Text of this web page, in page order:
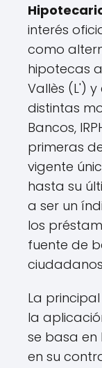
interés
como
hipotecas
Vallès (L')
distintas
Bancos,
primeras
vigente
hasta su
a ser un
los
fuente de
La
la
se basa en
en su